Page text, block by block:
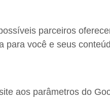
parceiros
para você e seus
aos parâmetros do